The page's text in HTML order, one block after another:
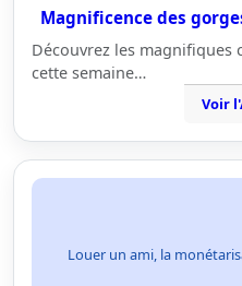
Magnificence des
Découvrez les magnifiques
cette semaine…
Voir
Louer un ami, la